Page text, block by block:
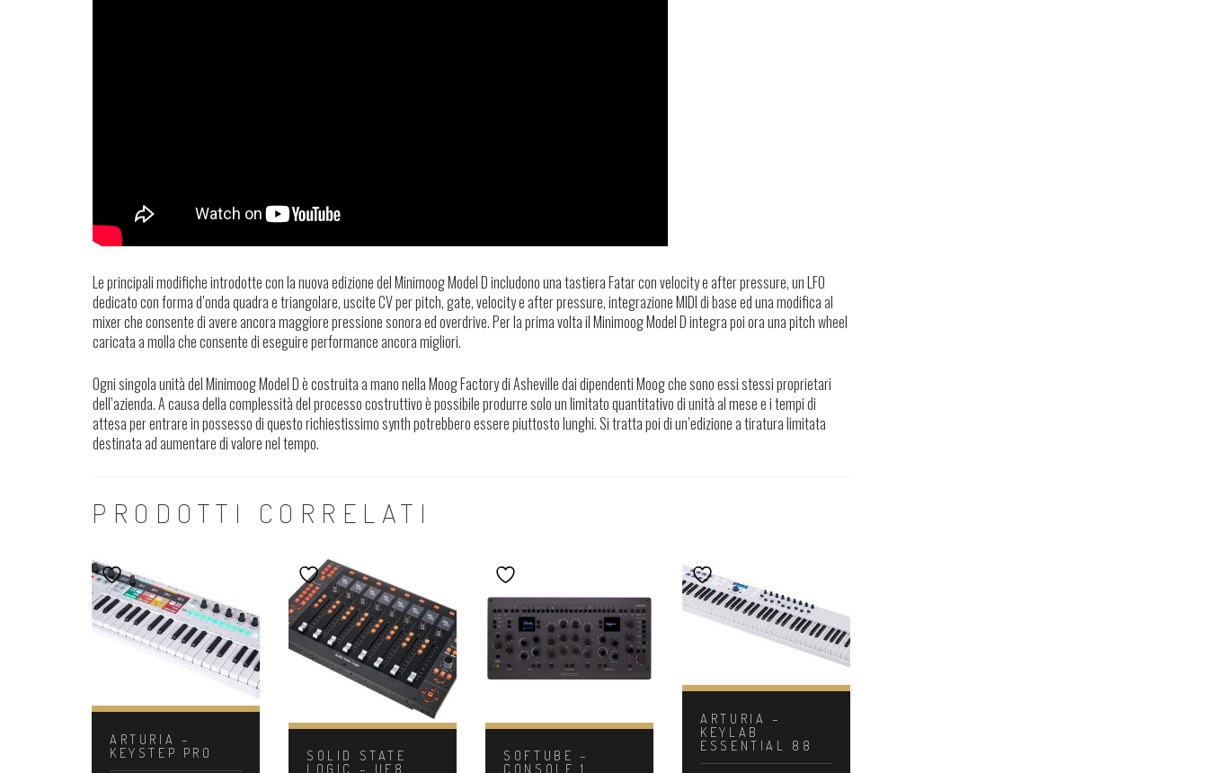
Le principali modifiche introdotte con la nuova edizione del Minimoog Model D includono una tastiera Fatar con velocity e after pressure, un LFO
dedicato con forma d’onda quadra e triangolare, uscite CV per pitch, gate, velocity e after pressure, integrazione MIDI di base ed una modifica al
mixer che consente di avere ancora maggiore pressione sonora ed overdrive. Per la prima volta il Minimoog Model D integra poi ora una pitch wheel
caricata a molla che consente di eseguire performance ancora migliori.
Ogni singola unità del Minimoog Model D è costruita a mano nella Moog Factory di Asheville dai dipendenti Moog che sono essi stessi proprietari
dell’azienda. A causa della complessità del processo costruttivo è possibile produrre solo un limitato quantitativo di unità al mese e i tempi di
attesa per entrare in possesso di questo richiestissimo synth potrebbero essere piuttosto lunghi. Si tratta poi di un’edizione a tiratura limitata
destinata ad aumentare di valore nel tempo.
PRODOTTI CORRELATI
ARTURIA –
KEYSTEP PRO
SOLID STATE
LOGIC – UF8
SOFTUBE –
CONSOLE 1
ARTURIA –
KEYLAB
ESSENTIAL 88